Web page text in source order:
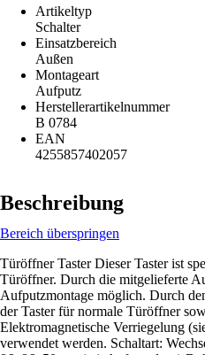
Artikeltyp
Schalter
Einsatzbereich
Außen
Montageart
Aufputz
Herstellerartikelnummer
B 0784
EAN
4255857402057
Beschreibung
Bereich überspringen
Türöffner Taster Dieser Taster ist
Türöffner. Durch die mitgelieferte
Aufputzmontage möglich. Durch
der Taster für normale Türöffner
Elektromagnetische Verriegelung
verwendet werden. Schaltart: